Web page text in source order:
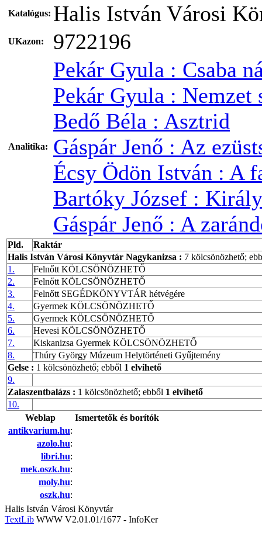
Katalógus: Halis István Városi
UKazon: 9722196
Analitika:
Pekár Gyula : Csaba
Pekár Gyula : Nemzet
Bedő Béla : Asztrid
Gáspár Jenő : Az
Écsy Ödön István : A
Bartóky József :
Gáspár Jenő : A
Pld.
Raktár
Halis István Városi Könyvtár Nagykanizsa : 7 kölcsönözhető;
1.
Felnőtt KÖLCSÖNÖZHETŐ
2.
Felnőtt KÖLCSÖNÖZHETŐ
3.
Felnőtt SEGÉDKÖNYVTÁR hétvégére
4.
Gyermek KÖLCSÖNÖZHETŐ
5.
Gyermek KÖLCSÖNÖZHETŐ
6.
Hevesi KÖLCSÖNÖZHETŐ
7.
Kiskanizsa Gyermek KÖLCSÖNÖZHETŐ
8.
Thúry György Múzeum Helytörténeti Gyűjtemény
Gelse : 1 kölcsönözhető; ebből 1 elvihető
9.
Zalaszentbalázs : 1 kölcsönözhető; ebből 1 elvihető
10.
Weblap
Ismertetők és borítók
antikvarium.hu:
azolo.hu:
libri.hu:
mek.oszk.hu:
moly.hu:
oszk.hu:
Halis István Városi Könyvtár
TextLib WWW V2.01.01/1677 - InfoKer